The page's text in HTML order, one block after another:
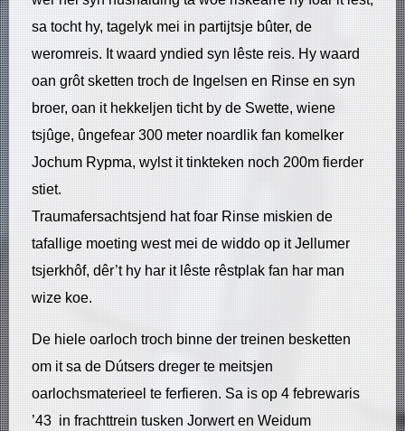
sa tocht hy, tagelyk mei in partijtsje bûter, de
weromreis. It waard yndied syn lêste reis. Hy waard
oan grôt sketten troch de Ingelsen en Rinse en syn
broer, oan it hekkeljen ticht by de Swette, wiene
tsjûge, ûngefear 300 meter noardlik fan komelker
Jochum Rypma, wylst it tinkteken noch 200m fierder
stiet.
Traumafersachtsjend hat foar Rinse miskien de
tafallige moeting west mei de widdo op it Jellumer
tsjerkhôf, dêr’t hy har it lêste rêstplak fan har man
wize koe.
De hiele oarloch troch binne der treinen besketten
om it sa de Dútsers dreger te meitsjen
oarlochsmaterieel te ferfieren. Sa is op 4 febrewaris
’43 in frachttrein tusken Jorwert en Weidum